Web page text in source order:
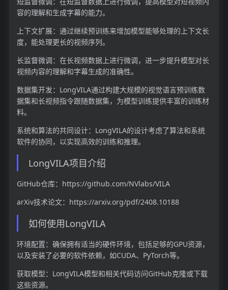
容的理解和生成字幕的能力。
上下文扩展：通过继续预训练来增加模型能够处理的上下文长
度，能处理更长的视频序列。
长监督微调：在长视频数据上进行微调，进一步提升模型对长
视频内容的理解和字幕生成的准确性。
数据集开发：LongVILA通过构建大规模的视觉语言预训练数
据集和长视频指令跟随数据集，为模型训练提供丰富的训练材
料。
系统和算法的共同设计：LongVILA的设计考虑了算法和系统
软件的协同，以实现高效的训练和推理。
LongVILA项目介绍
GitHub仓库：https://github.com/NVlabs/VILA
arXiv技术论文：https://arxiv.org/pdf/2408.10188
如何使用LongVILA
环境配置：确保拥有适当的硬件环境，包括足够的GPU资源，
以及安装了必要的软件依赖，如CUDA、PyTorch等。
获取模型：LongVILA模型和相关代码访问GitHub克隆或下载
这些资源。